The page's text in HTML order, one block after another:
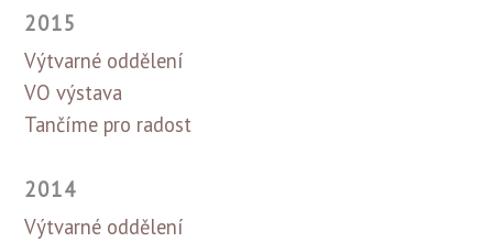
2015
Výtvarné oddělení
VO výstava
Tančíme pro radost
2014
Výtvarné oddělení